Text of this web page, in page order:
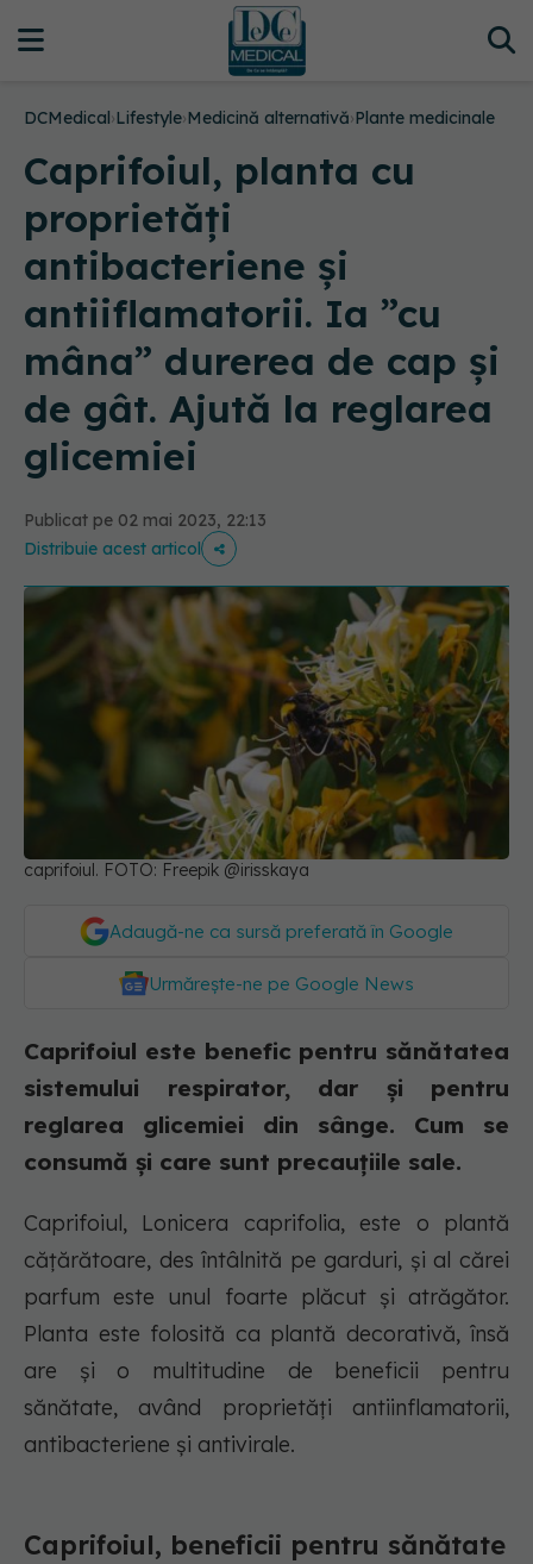
DCMedical›Lifestyle›Medicină alternativă›Plante medicinale
Caprifoiul, planta cu
proprietăți
antibacteriene și
antiiflamatorii. Ia ”cu
mâna” durerea de cap și
de gât. Ajută la reglarea
glicemiei
Publicat pe 02 mai 2023, 22:13
Distribuie acest articol
caprifoiul. FOTO: Freepik @irisskaya
Adaugă-ne ca sursă preferată în Google
Urmărește-ne pe Google News
Caprifoiul este benefic pentru sănătatea
sistemului respirator, dar și pentru
reglarea glicemiei din sânge. Cum se
consumă și care sunt precauțiile sale.
Caprifoiul, Lonicera caprifolia, este o plantă
cățărătoare, des întâlnită pe garduri, și al cărei
parfum este unul foarte plăcut și atrăgător.
Planta este folosită ca plantă decorativă, însă
are și o multitudine de beneficii pentru
sănătate, având proprietăți antiinflamatorii,
antibacteriene și antivirale.
Caprifoiul, beneficii pentru sănătate